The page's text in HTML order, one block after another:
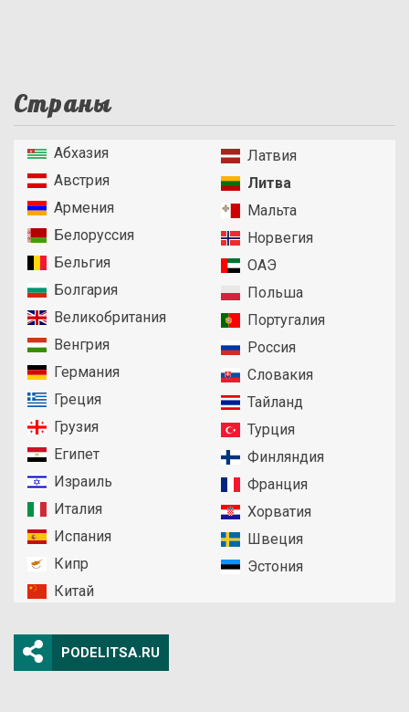
Страны
Абхазия
Австрия
Армения
Белоруссия
Бельгия
Болгария
Великобритания
Венгрия
Германия
Греция
Грузия
Египет
Израиль
Италия
Испания
Кипр
Китай
Латвия
Литва
Мальта
Норвегия
ОАЭ
Польша
Португалия
Россия
Словакия
Тайланд
Турция
Финляндия
Франция
Хорватия
Швеция
Эстония
PODELITSA.RU